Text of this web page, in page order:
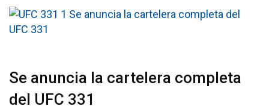
Se anuncia la cartelera completa
del UFC 331